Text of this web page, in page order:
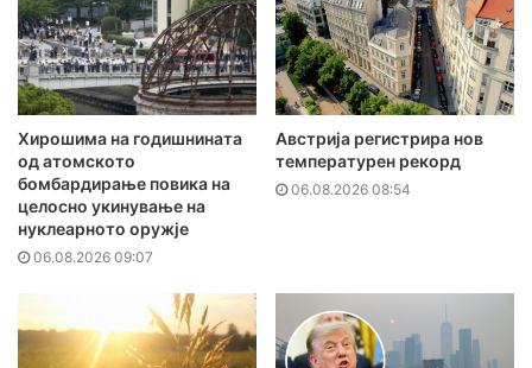
Хирошима на годишнината
од атомското
бомбардирање повика на
целосно укинување на
нуклеарното оружје
06.08.2026 09:07
Австрија регистрира нов
температурен рекорд
06.08.2026 08:54